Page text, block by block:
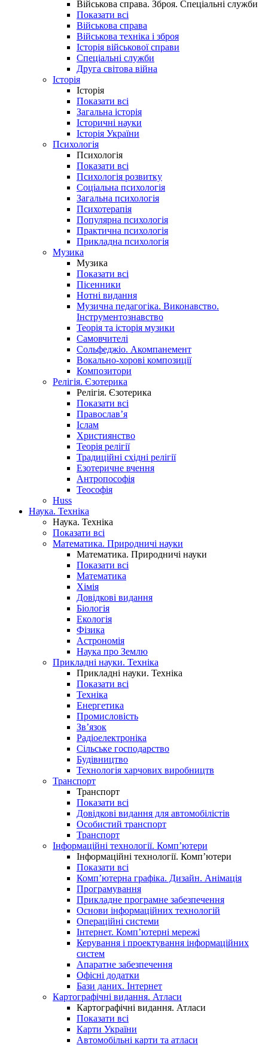
Військова справа. Зброя. Спеціальні служби
Показати всі
Військова справа
Військова техніка і зброя
Історія військової справи
Спеціальні служби
Друга світова війна
Історія
Історія
Показати всі
Загальна історія
Історичні науки
Історія України
Психологія
Психологія
Показати всі
Психологія розвитку
Соціальна психологія
Загальна психологія
Психотерапія
Популярна психологія
Практична психологія
Прикладна психологія
Музика
Музика
Показати всі
Пісенники
Нотні видання
Музична педагогіка. Виконавство.
Інструментознавство
Теорія та історія музики
Самовчителі
Сольфеджіо. Акомпанемент
Вокально-хорові композиції
Композитори
Релігія. Єзотерика
Релігія. Єзотерика
Показати всі
Православ’я
Іслам
Християнство
Теорія релігії
Традиційні східні релігії
Езотеричне вчення
Антропософія
Теософія
Huss
Наука. Техніка
Наука. Техніка
Показати всі
Математика. Природничі науки
Математика. Природничі науки
Показати всі
Математика
Хімія
Довідкові видання
Біологія
Екологія
Фізика
Астрономія
Наука про Землю
Прикладні науки. Техніка
Прикладні науки. Техніка
Показати всі
Техніка
Енергетика
Промисловість
Зв’язок
Радіоелектроніка
Сільське господарство
Будівництво
Технологія харчових виробництв
Транспорт
Транспорт
Показати всі
Довідкові видання для автомобілістів
Особистий транспорт
Транспорт
Інформаційні технології. Комп’ютери
Інформаційні технології. Комп’ютери
Показати всі
Комп’ютерна графіка. Дизайн. Анімація
Програмування
Прикладне програмне забезпечення
Основи інформаційних технологій
Операційні системи
Інтернет. Комп’ютерні мережі
Керування і проектування інформаційних
систем
Апаратне забезпечення
Офісні додатки
Бази даних. Інтернет
Картографічні видання. Атласи
Картографічні видання. Атласи
Показати всі
Карти України
Автомобільні карти та атласи